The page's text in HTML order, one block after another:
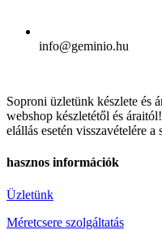
info@geminio.hu
Soproni üzletünk készlete és
webshop készletétől és
elállás esetén visszavételére
hasznos információk
Üzletünk
Méretcsere szolgáltatás